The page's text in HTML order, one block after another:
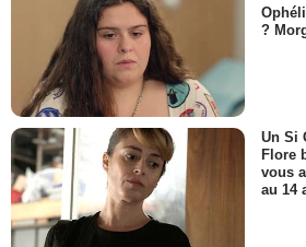
?
Un Si
Flore
vous
au 14